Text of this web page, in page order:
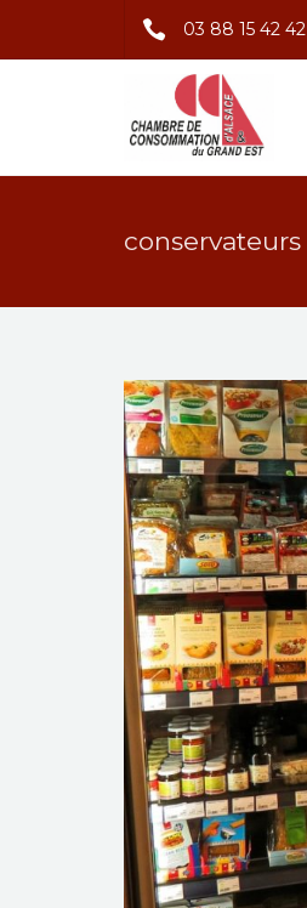
03 88 15 42 42
conservateurs